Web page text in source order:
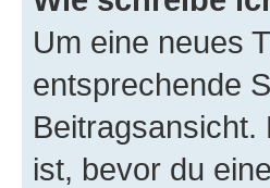
Um eine neues
entsprechende
ist, bevor du